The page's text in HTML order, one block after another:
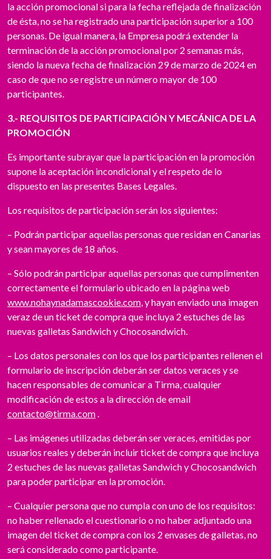
la acción promocional si para la fecha reflejada de finalización
de ésta, no se ha registrado una participación superior a 100
personas. De igual manera, la Empresa podrá extender la
terminación de la acción promocional por 2 semanas más,
siendo la nueva fecha de finalización 29 de marzo de 2024 en
caso de que no se registre un número mayor de 100
participantes.
3.- REQUISITOS DE PARTICIPACIÓN Y MECÁNICA DE LA
PROMOCIÓN
Es importante subrayar que la participación en la promoción
supone la aceptación incondicional y el respeto de lo
dispuesto en las presentes Bases Legales.
Los requisitos de participación serán los siguientes:
– Podrán participar aquellas personas que residan en Canarias
y sean mayores de 18 años.
– Sólo podrán participar aquellas personas que cumplimenten
correctamente el formulario ubicado en la página web
www.nohaynadamascookie.com, y hayan enviado una imagen
veraz de un ticket de compra que incluya 2 estuches de las
nuevas galletas Sandwich y Chocosandwich.
– Los datos personales con los que los participantes rellenen el
formulario de inscripción deberán ser datos veraces y se
hacen responsables de comunicar a Tirma, cualquier
modificación de estos a la dirección de email
contacto@tirma.com.
– Las imágenes utilizadas deberán ser veraces, emitidas por
usuarios reales y deberán incluir ticket de compra que incluya
2 estuches de las nuevas galletas Sandwich y Chocosandwich
para poder participar en la promoción.
– Cualquier persona que no cumpla con uno de los requisitos:
no haber rellenado el cuestionario o no haber adjuntado una
imagen del ticket de compra con los 2 envases de galletas, no
será considerado como participante.